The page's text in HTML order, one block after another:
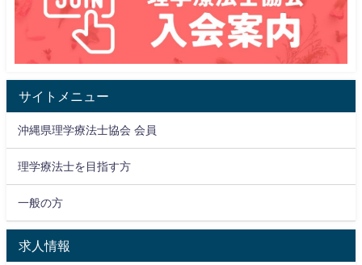
サイトメニュー
沖縄県理学療法士協会 会員
理学療法士を目指す方
一般の方
求人情報